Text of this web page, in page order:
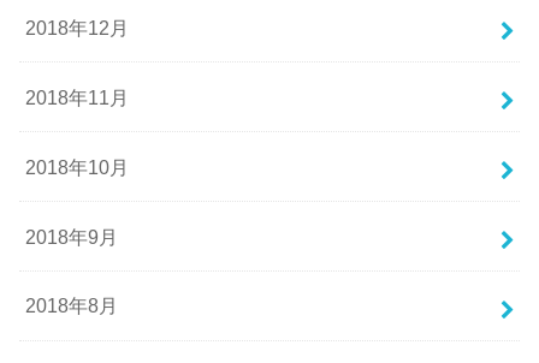
2018年12月
2018年11月
2018年10月
2018年9月
2018年8月